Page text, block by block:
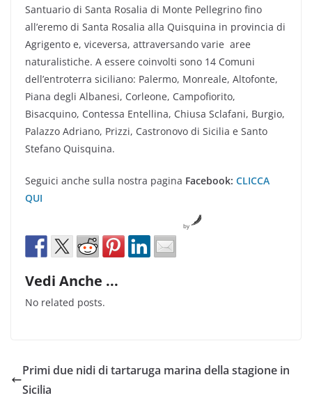
Santuario di Santa Rosalia di Monte Pellegrino fino
all’eremo di Santa Rosalia alla Quisquina in provincia di
Agrigento e, viceversa, attraversando varie aree
naturalistiche. A essere coinvolti sono 14 Comuni
dell’entroterra siciliano: Palermo, Monreale, Altofonte,
Piana degli Albanesi, Corleone, Campofiorito,
Bisacquino, Contessa Entellina, Chiusa Sclafani, Burgio,
Palazzo Adriano, Prizzi, Castronovo di Sicilia e Santo
Stefano Quisquina.
Seguici anche sulla nostra pagina Facebook: CLICCA
QUI
by
Vedi Anche ...
No related posts.
Primi due nidi di tartaruga marina della stagione in
Sicilia